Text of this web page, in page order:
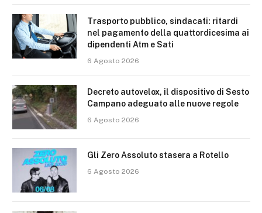
Trasporto pubblico, sindacati: ritardi
nel pagamento della quattordicesima ai
dipendenti Atm e Sati
6 Agosto 2026
Decreto autovelox, il dispositivo di Sesto
Campano adeguato alle nuove regole
6 Agosto 2026
Gli Zero Assoluto stasera a Rotello
6 Agosto 2026